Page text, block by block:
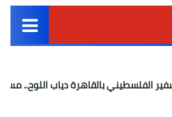
أخبار مصر
بالقاهرة دياب اللوح.. مسيرة وطنية